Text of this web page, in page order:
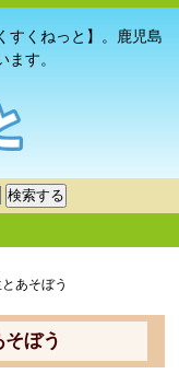
すくねっと】。鹿児島
す。
検索する
あそぼう
そぼう